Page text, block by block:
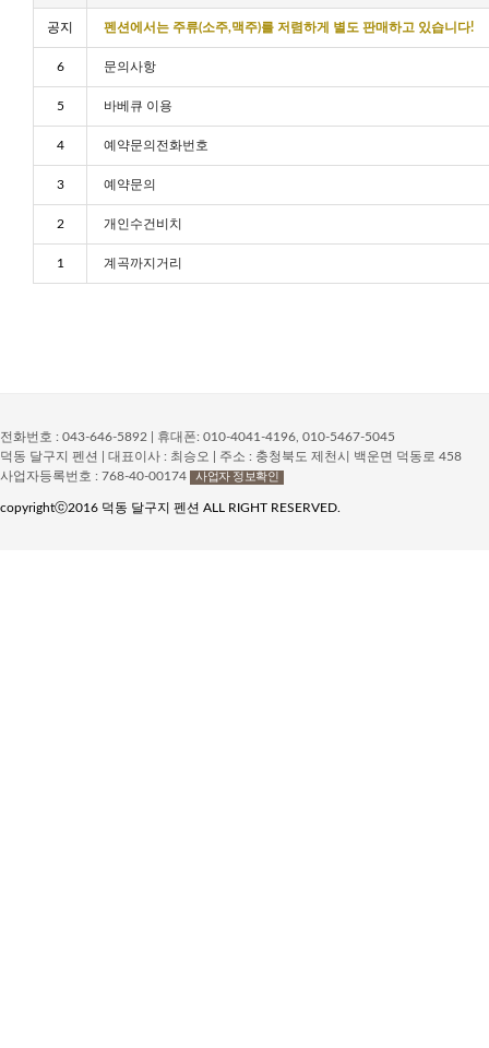
공지 펜션에서는 주류(소주,맥주)를 저렴하게 별도 판매하고 있습니다!
6 문의사항
5 바베큐 이용
4 예약문의전화번호
3 예약문의
2 개인수건비치
1 계곡까지거리
전화번호 : 043-646-5892 | 휴대폰: 010-4041-4196, 010-5467-5045
덕동 달구지 펜션 | 대표이사 : 최승오 | 주소 : 충청북도 제천시 백운면 덕동로 458
사업자등록번호 : 768-40-00174
사업자 정보확인
copyrightⓒ2016 덕동 달구지 펜션 ALL RIGHT RESERVED.